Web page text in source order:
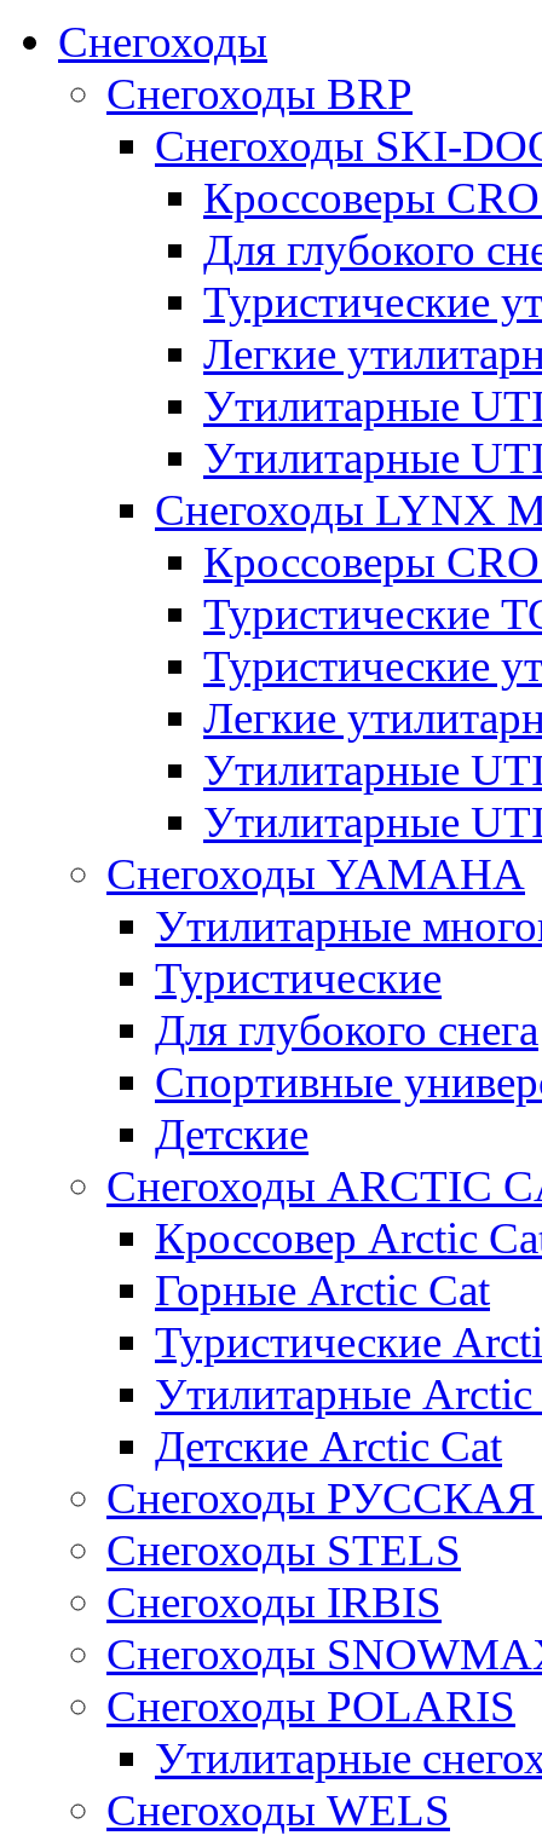
Снегоходы
Снегоходы BRP
Снегоходы SKI-
Кроссоверы
Для глубокого
Туристические
Легкие
Утилитарные
Утилитарные
Снегоходы LYNX
Кроссоверы
Туристические
Туристические
Легкие
Утилитарные
Утилитарные
Снегоходы YAMAHA
Утилитарные
Туристические
Для глубокого снега
Спортивные
Детские
Снегоходы ARCTIC
Кроссовер Arctic
Горные Arctic Cat
Туристические
Утилитарные
Детские Arctic Cat
Снегоходы
Снегоходы STELS
Снегоходы IRBIS
Снегоходы
Снегоходы POLARIS
Утилитарные
Cнегоходы WELS